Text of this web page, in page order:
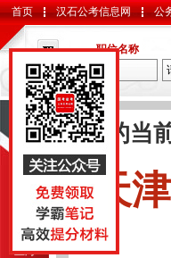
首页 汉石公考信息网 公
职位名称
导航
江苏
上海
您的当
天